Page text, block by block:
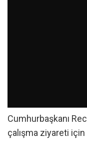
Cumhurbaşkanı
çalışma ziyareti